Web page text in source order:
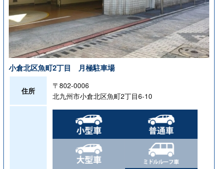
小倉北区魚町2丁目 月極駐車場
住所
〒802-0006
北九州市小倉北区魚町2丁目6-10